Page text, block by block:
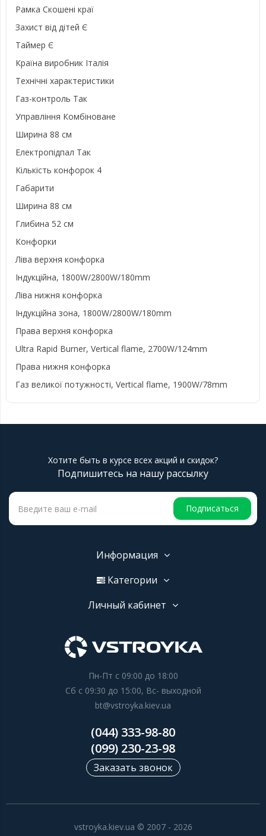
Рамка Скошені краї
Захист від дітей Є
Таймер Є
Країна виробник Італія
Технічні характеристики
Газ-контроль Так
Управління Комбіноване
Ширина 88 см
Електропідпал Так
Кількість конфорок 4
Габарити
Ширина 88 см
Глибина 52 см
Конфорки
Ліва верхня конфорка
Індукційна, 1800W/2800W/180mm
Ліва нижня конфорка
Індукційна зона, 1800W/2800W/180mm
Права верхня конфорка
Ultra Rapid Burner, Vertical flame, 2700W/124mm
Права нижня конфорка
Газ великої потужності, Vertical flame, 1900W/78mm
Хотите быть в курсе всех акций и скидок?
Подпишитесь на нашу рассылку
Подписаться
Информация
Категории
Личный кабинет
Пн-Пт с 09:00 до 18:00
Сб с 09:30 до 15:00, Вс- выходной
bt@vstroyka.kiev.ua
(044) 333-98-80
(099) 230-23-98
Заказать звонок
vstroyka.kiev.ua © 2007 - 2026